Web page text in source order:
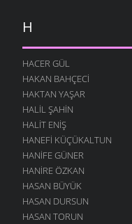
H
HACER GÜL
HAKAN BAHÇECI
HAKTAN YAŞAR
HALIL ŞAHIN
HALIT ENIŞ
HANEFI KÜÇÜKALTUN
HANIFE GÜNER
HANIRE ÖZKAN
HASAN BÜYÜK
HASAN DURSUN
HASAN TORUN